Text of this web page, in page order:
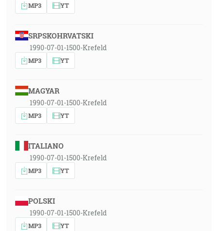
MP3 YT
SRPSKOHRVATSKI
1990-07-01-1500-Krefeld
MP3 YT
MAGYAR
1990-07-01-1500-Krefeld
MP3 YT
ITALIANO
1990-07-01-1500-Krefeld
MP3 YT
POLSKI
1990-07-01-1500-Krefeld
MP3 YT